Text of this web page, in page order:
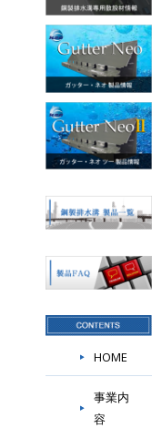
HOME
事業内
容